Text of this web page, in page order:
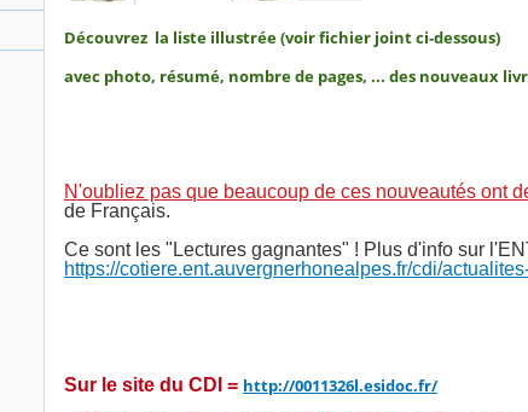
Découvrez la liste illustrée (voir fichier joint ci-dessous)
avec photo, résumé, nombre de pages, ... des nouveaux
N'oubliez pas que beaucoup de ces nouveautés ont
de Français.
Ce sont les "Lectures gagnantes" ! Plus d'info sur
https://cotiere.ent.auvergnerhonealpes.fr/cdi/
Sur le site du CDI = http://0011326l.esidoc.fr/